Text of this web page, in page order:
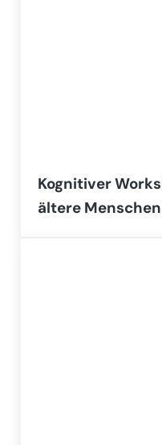
Kognitiver
ältere